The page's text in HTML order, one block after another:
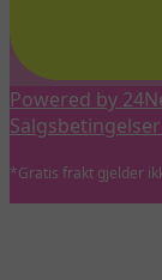
Powered by
Salgsbetingelser
*Gratis frakt gjelder